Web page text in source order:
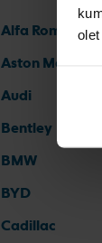
Alfa Romeo
Aston Martin
Audi
Bentley
BMW
BYD
Cadillac